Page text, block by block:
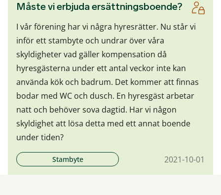
Måste vi erbjuda ersättningsboende?
I vår förening har vi några hyresrätter. Nu står vi
inför ett stambyte och undrar över våra
skyldigheter vad gäller kompensation då
hyresgästerna under ett antal veckor inte kan
använda kök och badrum. Det kommer att finnas
bodar med WC och dusch. En hyresgäst arbetar
natt och behöver sova dagtid. Har vi någon
skyldighet att lösa detta med ett annat boende
under tiden?
Stambyte 2021-10-01